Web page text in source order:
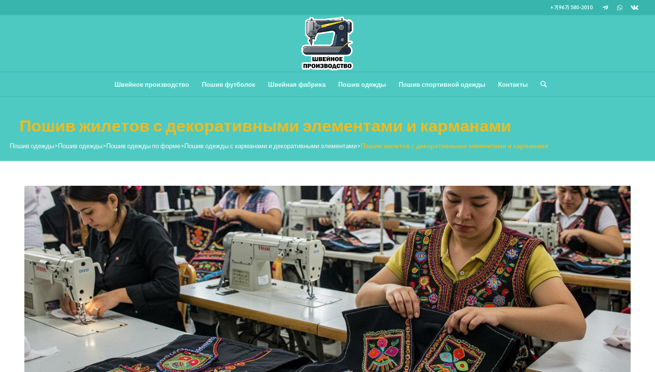
+7(967) 580-2010
Швейное производство Пошив футболок Швейная фабрика Пошив одежды Пошив спортивной одежды Контакты
Пошив жилетов с декоративными элементами и карманами
Пошив одежды>Пошив одежды>Пошив одежды по форме>Пошив одежды с карманами и декоративными элементами>Пошив жилетов с декоративными элементами и карманами